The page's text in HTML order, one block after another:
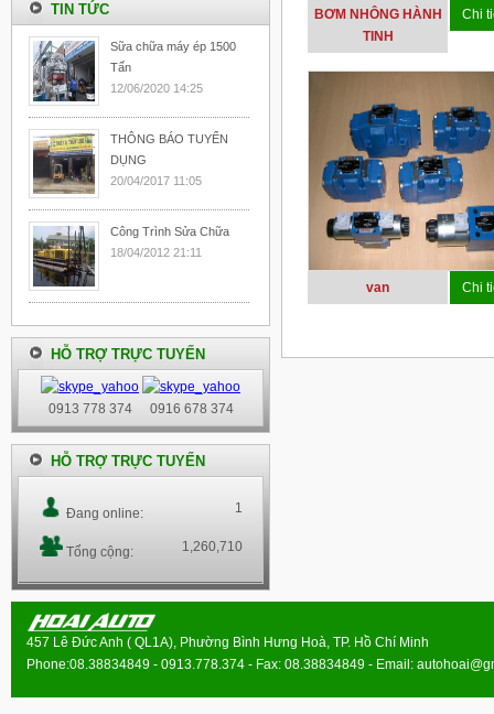
TIN TỨC
Sữa chữa máy ép 1500
Tấn
12/06/2020 14:25
THÔNG BÁO TUYỂN
DỤNG
20/04/2017 11:05
Công Trình Sửa Chữa
18/04/2012 21:11
HỖ TRỢ TRỰC TUYẾN
0913 778 374 0916 678 374
HỖ TRỢ TRỰC TUYẾN
Đang online: 1
Tổng cộng: 1,260,710
BƠM NHÔNG HÀNH
TINH
Chi
van Chi
457 Lê Đức Anh ( QL1A), Phường Bình Hưng Hoà, TP. Hồ Chí Minh
Phone:08.38834849 - 0913.778.374 - Fax: 08.38834849 - Email: